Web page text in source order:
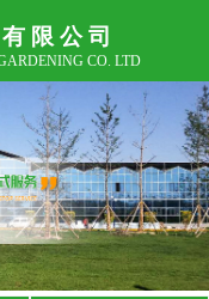
限 公 司
CO. LTD